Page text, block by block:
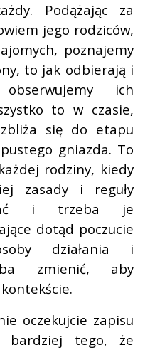
Podążając za
jego rodziców,
poznajemy
to jak odbierają i
ich
to w czasie,
się do etapu
gniazda. To
rodziny, kiedy
zasady i reguły
i trzeba je
dotąd poczucie
działania i
zmienić, aby
oczekujcie zapisu
bardziej tego, że